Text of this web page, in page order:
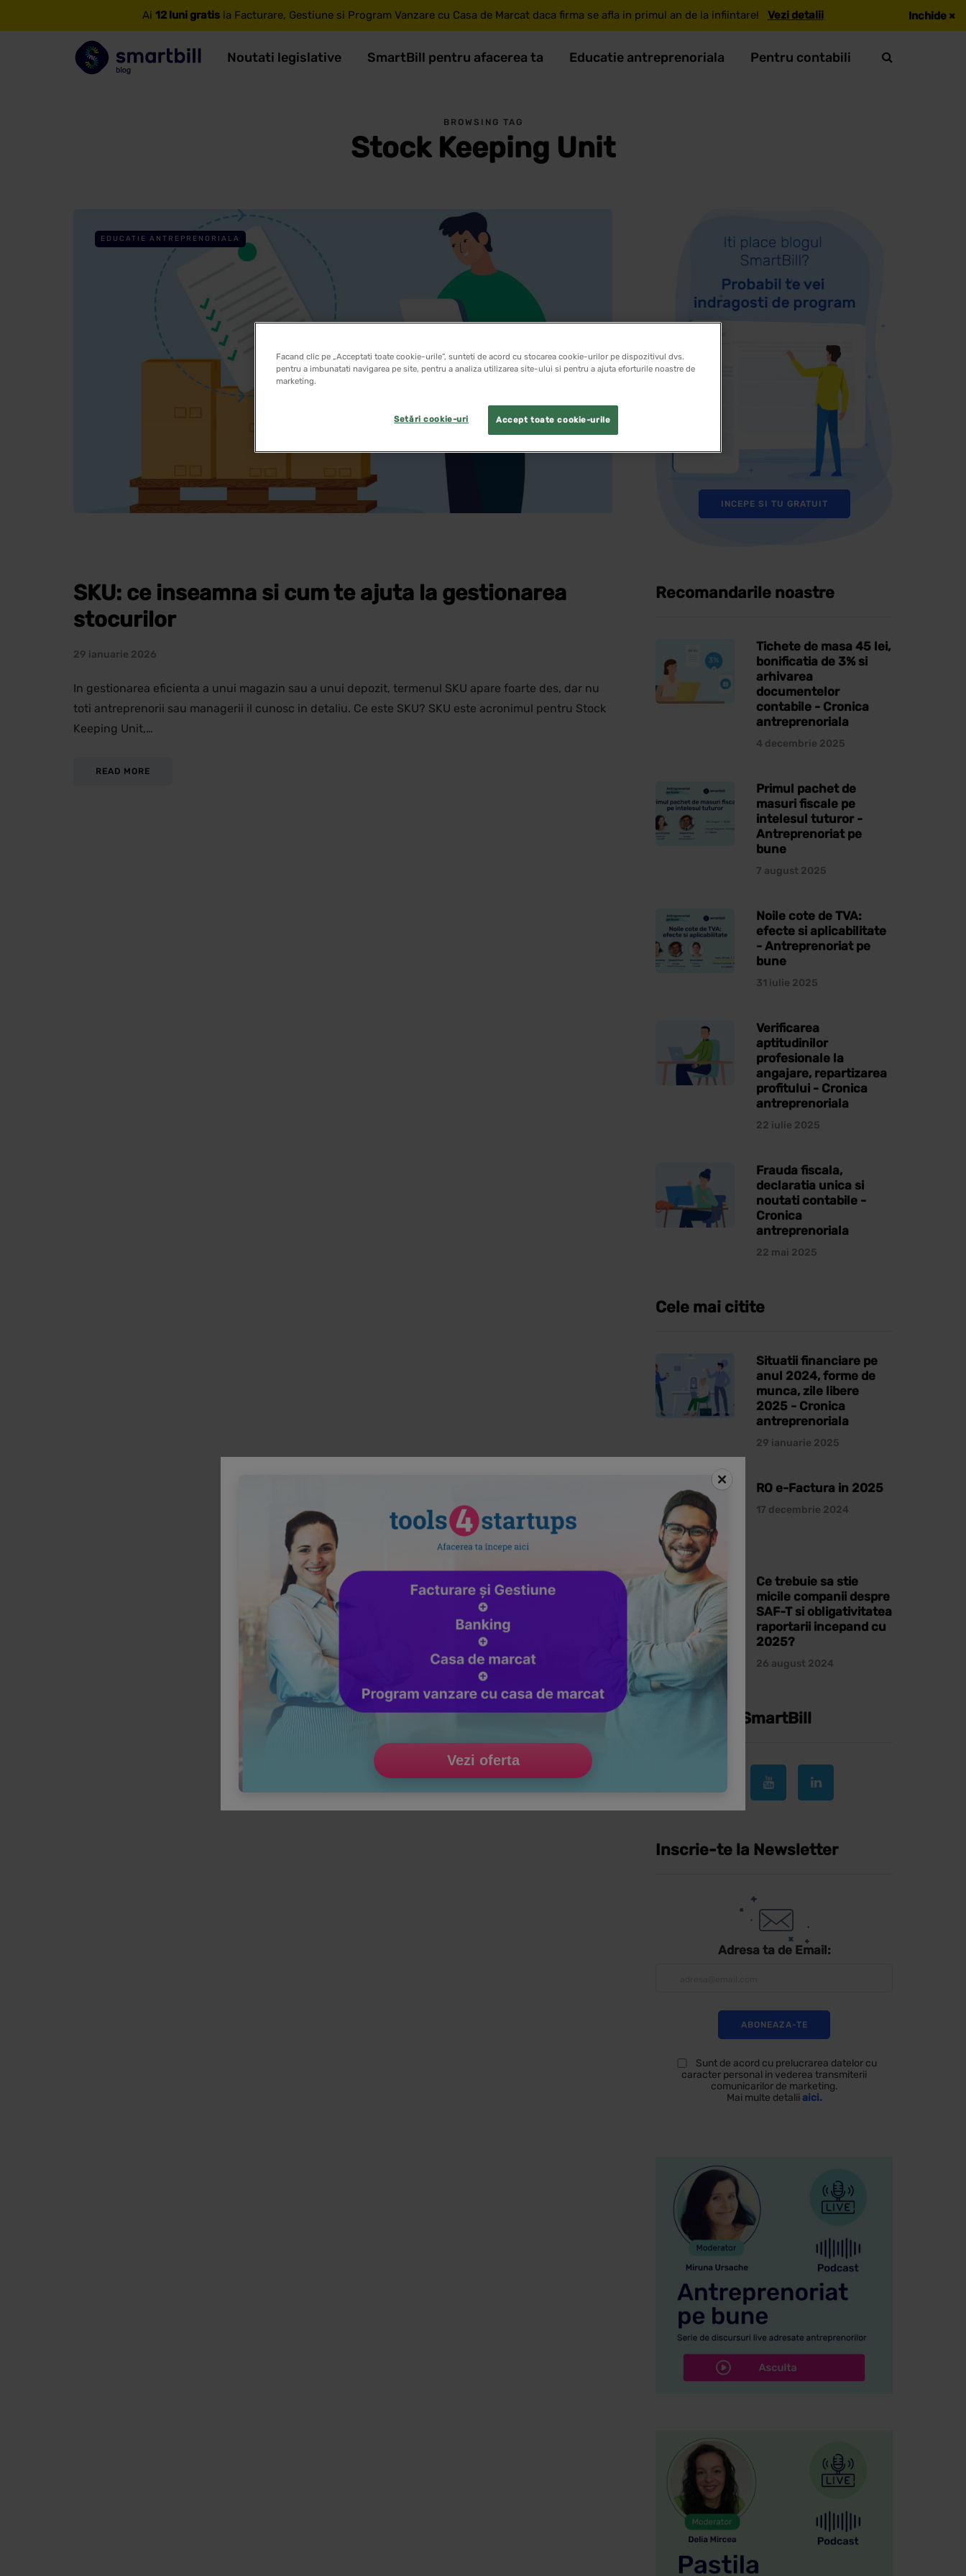
Ai 12 luni gratis la Facturare, Gestiune si Program Vanzare cu Casa de Marcat daca firma se afla in primul an de la infiintare! Vezi detalii Inchide ×
Noutati legislative SmartBill pentru afacerea ta Educatie antreprenoriala Pentru contabili
BROWSING TAG
Stock Keeping Unit
EDUCATIE ANTREPRENORIALA
SKU: ce inseamna si cum te ajuta la gestionarea
stocurilor
29 ianuarie 2026
In gestionarea eficienta a unui magazin sau a unui depozit, termenul SKU apare foarte des, dar nu
toti antreprenorii sau managerii il cunosc in detaliu. Ce este SKU? SKU este acronimul pentru Stock
Keeping Unit,…
READ MORE
INCEPE SI TU GRATUIT
Recomandarile noastre
Tichete de masa 45 lei,
bonificatia de 3% si
arhivarea
documentelor
contabile - Cronica
antreprenoriala
4 decembrie 2025
Primul pachet de
masuri fiscale pe
intelesul tuturor -
Antreprenoriat pe
bune
7 august 2025
Noile cote de TVA:
efecte si aplicabilitate
- Antreprenoriat pe
bune
31 iulie 2025
Verificarea
aptitudinilor
profesionale la
angajare, repartizarea
profitului - Cronica
antreprenoriala
22 iulie 2025
Frauda fiscala,
declaratia unica si
noutati contabile -
Cronica
antreprenoriala
22 mai 2025
Cele mai citite
Situatii financiare pe
anul 2024, forme de
munca, zile libere
2025 - Cronica
antreprenoriala
29 ianuarie 2025
RO e-Factura in 2025
17 decembrie 2024
Ce trebuie sa stie
micile companii despre
SAF-T si obligativitatea
raportarii incepand cu
2025?
26 august 2024
Urmareste SmartBill
Inscrie-te la Newsletter
Adresa ta de Email:
Sunt de acord cu prelucrarea datelor cu
caracter personal in vederea transmiterii
comunicarilor de marketing.
Mai multe detalii aici.
Facand clic pe „Acceptati toate cookie-urile”, sunteti de acord cu stocarea cookie-urilor pe dispozitivul dvs.
pentru a imbunatati navigarea pe site, pentru a analiza utilizarea site-ului si pentru a ajuta eforturile noastre de
marketing.
Accept toate cookie-urile
Setări cookie-uri